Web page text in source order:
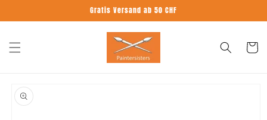
Inhalt
Gratis Versand ab 50 CHF